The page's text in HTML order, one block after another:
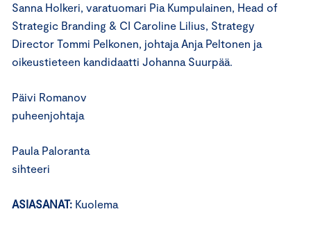
Sanna Holkeri, varatuomari Pia Kumpulainen, Head of
Strategic Branding & CI Caroline Lilius, Strategy
Director Tommi Pelkonen, johtaja Anja Peltonen ja
oikeustieteen kandidaatti Johanna Suurpää.
Päivi Romanov
puheenjohtaja
Paula Paloranta
sihteeri
ASIASANAT: Kuolema